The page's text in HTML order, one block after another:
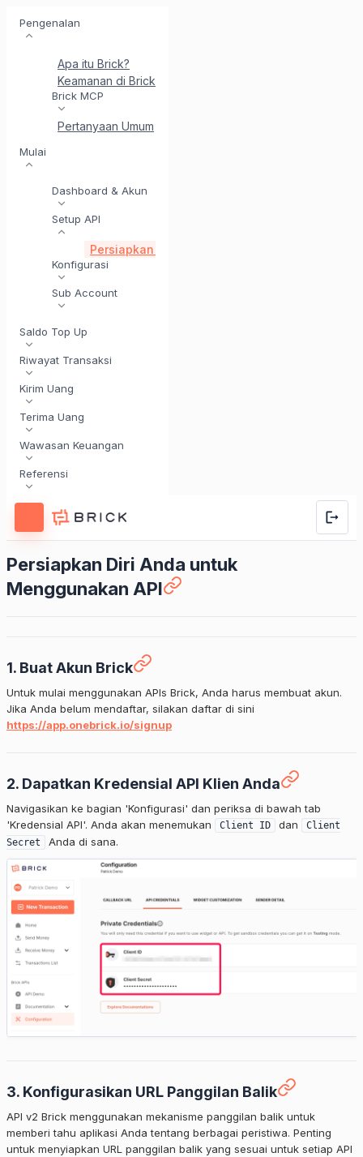
Pengenalan
Apa itu Brick?
Keamanan di Brick
Brick MCP
Pertanyaan Umum
Mulai
Dashboard & Akun
Setup API
Persiapkan Diri Anda untuk Menggunakan API
Konfigurasi
Sub Account
Saldo Top Up
Riwayat Transaksi
Kirim Uang
Terima Uang
Wawasan Keuangan
Referensi
Persiapkan Diri Anda untuk
Menggunakan API
1. Buat Akun Brick
Untuk mulai menggunakan APIs Brick, Anda harus membuat akun.
Jika Anda belum mendaftar, silakan daftar di sini
https://app.onebrick.io/signup
2. Dapatkan Kredensial API Klien Anda
Navigasikan ke bagian 'Konfigurasi' dan periksa di bawah tab
'Kredensial API'. Anda akan menemukan
Client ID dan
Client
Secret
Anda di sana.
3. Konfigurasikan URL Panggilan Balik
API v2 Brick menggunakan mekanisme panggilan balik untuk
memberi tahu aplikasi Anda tentang berbagai peristiwa. Penting
untuk menyiapkan URL panggilan balik yang sesuai untuk setiap API